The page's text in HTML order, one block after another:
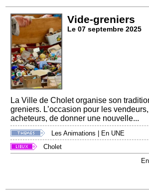
Vide-greniers
Le 07 septembre 2025
La Ville de Cholet organise son
greniers. L’occasion pour les
acheteurs, de donner une nouvelle...
Les Animations | En UNE
Cholet